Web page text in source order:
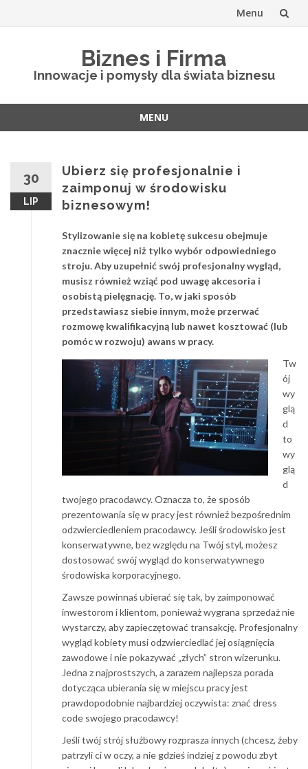
Menu
Biznes i Firma
Innowacje i pomysły dla świata biznesu
MENU
30
LIP
Ubierz się profesjonalnie i
zaimponuj w środowisku
biznesowym!
Stylizowanie się na kobietę sukcesu obejmuje
znacznie więcej niż tylko wybór odpowiedniego
stroju. Aby uzupełnić swój profesjonalny wygląd,
musisz również wziąć pod uwagę akcesoria i
osobistą pielęgnację. To, w jaki sposób
przedstawiasz siebie innym, może przerwać
rozmowę kwalifikacyjną lub nawet kosztować (lub
pomóc w rozwoju) awans w pracy.
Tw
ój
wy
glą
d
to
wy
glą
d
twojego pracodawcy. Oznacza to, że sposób
prezentowania się w pracy jest również bezpośrednim
odzwierciedleniem pracodawcy. Jeśli środowisko jest
konserwatywne, bez względu na Twój styl, możesz
dostosować swój wygląd do konserwatywnego
środowiska korporacyjnego.
Zawsze powinnaś ubierać się tak, by zaimponować
inwestorom i klientom, ponieważ wygrana sprzedaż nie
wystarczy, aby zapieczętować transakcję. Profesjonalny
wygląd kobiety musi odzwierciedlać jej osiągnięcia
zawodowe i nie pokazywać „złych” stron wizerunku.
Jedna z najprostszych, a zarazem najlepsza porada
dotycząca ubierania się w miejscu pracy jest
prawdopodobnie najbardziej oczywista: znać dress
code swojego pracodawcy!
Jeśli twój strój służbowy rozprasza innych (chcesz, żeby
patrzyli ci w oczy, a nie gdzieś indziej z powodu zbyt